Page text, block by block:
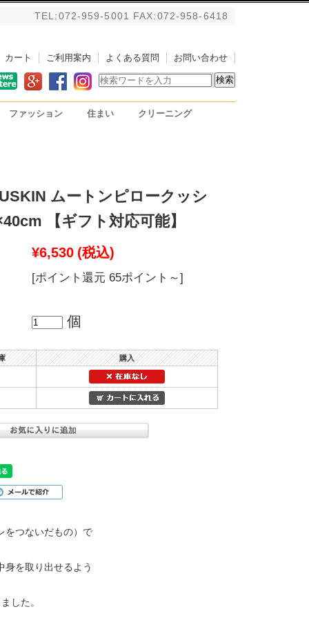
TEL:072-959-5001 FAX:072-958-6418
お問い合わせ
よくある質問
ご利用案内
カート
ファッション 住まい クリーニング
ムートンピロークッシ
【ギフト対応可能】
¥6,530 (税込)
[ポイント還元 65ポイント～]
個
購入
をつないだもの）で
身を取り出せるよう
した。